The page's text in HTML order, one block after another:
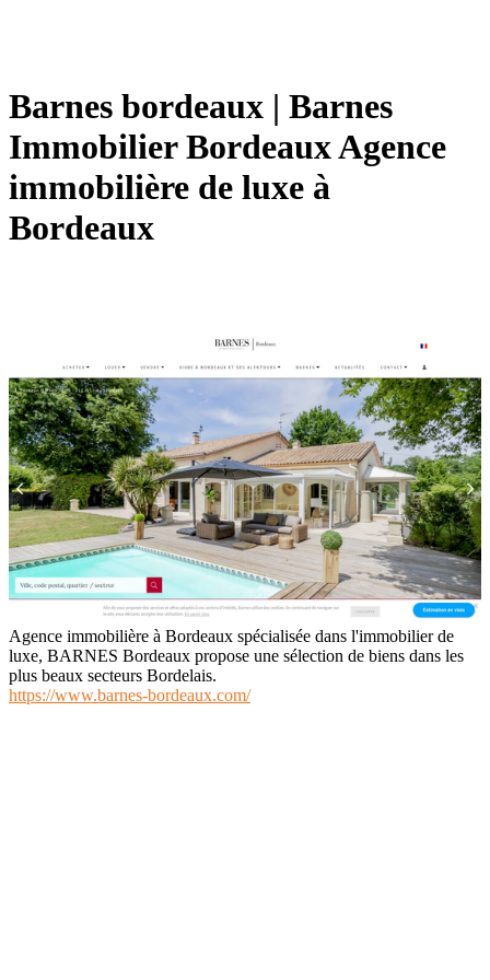
Barnes bordeaux | Barnes
Immobilier Bordeaux Agence
immobilière de luxe à
Bordeaux
Agence immobilière à Bordeaux spécialisée dans l'immobilier de
luxe, BARNES Bordeaux propose une sélection de biens dans les
plus beaux secteurs Bordelais.
https://www.barnes-bordeaux.com/